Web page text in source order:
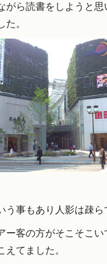
がら読書をしようと思
た。
う事もあり人影は疎ら
ー客の方がそこそこ
えてました。